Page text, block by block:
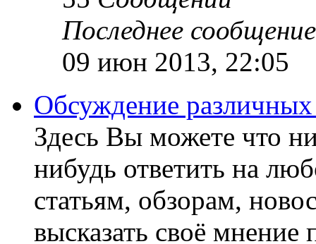
Последнее сообщение
09 июн 2013, 22:05
Обсуждение
Здесь Вы можете что
нибудь ответить на
статьям, обзорам,
высказать своё